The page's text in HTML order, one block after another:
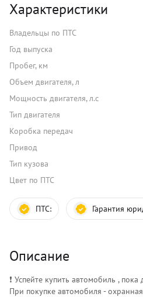
Характеристики
Владельцы по ПТС
Год выпуска
Пробег, км
Объем двигателя, л
Мощность двигателя, л.с
Тип двигателя
Коробка передач
Привод
Тип кузова
Цвет по ПТС
ПТС: Гарантия
Описание
❗️ Успейте купить автомобиль , пока
При покупке автомобиля -